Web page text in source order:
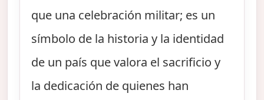
que una celebración militar; es un
símbolo de la historia y la identidad
de un país que valora el sacrificio y
la dedicación de quienes han